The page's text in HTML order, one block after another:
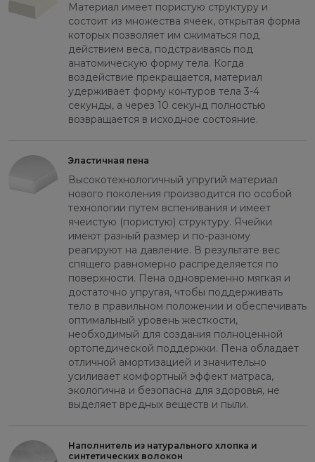
Материал имеет пористую структуру и
состоит из множества ячеек, открытая форма
которых позволяет им сжиматься под
действием веса, подстраиваясь под
анатомическую форму тела. Когда
воздействие прекращается, материал
удерживает форму контуров тела 3-4
секунды, а через 10 секунд полностью
возвращается в исходное состояние.
Эластичная пена
Высокотехнологичный упругий материал
нового поколения производится по особой
технологии путем вспенивания и имеет
ячеистую (пористую) структуру. Ячейки
имеют разный размер и по-разному
реагируют на давление. В результате вес
спящего равномерно распределяется по
поверхности. Пена одновременно мягкая и
достаточно упругая, чтобы поддерживать
тело в правильном положении и обеспечивать
оптимальный уровень жесткости,
необходимый для создания полноценной
ортопедической поддержки. Пена обладает
отличной амортизацией и значительно
усиливает комфортный эффект матраса,
экологична и безопасна для здоровья, не
выделяет вредных веществ и пыли.
Наполнитель из натурального хлопка и
синтетических волокон